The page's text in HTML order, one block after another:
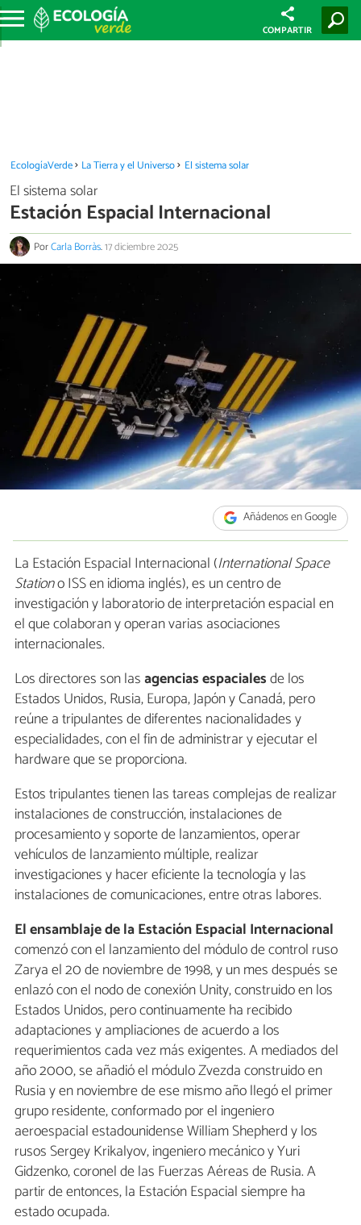
COMPARTIR
EcologíaVerde La Tierra y el Universo El sistema solar
El sistema solar
Estación Espacial Internacional
PorCarla Borràs.17 diciembre 2025
Añádenos en Google
La Estación Espacial Internacional (International Space
Stationo ISS en idioma inglés), es un centro de
investigación y laboratorio de interpretación espacial en
el que colaboran y operan varias asociaciones
internacionales.
Los directores son lasagenciasespacialesde los
Estados Unidos, Rusia, Europa, Japón y Canadá, pero
reúne a tripulantes de diferentes nacionalidades y
especialidades, con el fin de administrar y ejecutar el
hardware que se proporciona.
Estos tripulantes tienen las tareas complejas de realizar
instalaciones de construcción, instalaciones de
procesamiento y soporte de lanzamientos, operar
vehículos de lanzamiento múltiple, realizar
investigaciones y hacer eficiente la tecnología y las
instalaciones de comunicaciones, entre otras labores.
El ensamblaje de la Estación Espacial Internacional
comenzó con el lanzamiento del módulo de control ruso
Zarya el 20 de noviembre de 1998, y un mes después se
enlazó con el nodo de conexión Unity, construido en los
Estados Unidos, pero continuamente ha recibido
adaptaciones y ampliaciones de acuerdo a los
requerimientos cada vez más exigentes. A mediados del
año 2000, se añadió el módulo Zvezda construido en
Rusia y en noviembre de ese mismo año llegó el primer
grupo residente, conformado por el ingeniero
aeroespacial estadounidense William Shepherd y los
rusos Sergey Krikalyov, ingeniero mecánico y Yuri
Gidzenko, coronel de las Fuerzas Aéreas de Rusia. A
partir de entonces, la Estación Espacial siempre ha
estado ocupada.